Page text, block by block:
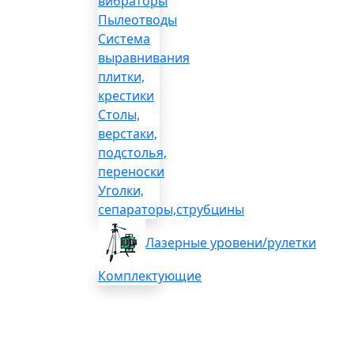
Пылеотводы
Система
выравнивания
плитки,
крестики
Столы,
верстаки,
подстолья,
переноски
Уголки,
сепараторы,струбцины
Лазерные уровени/рулетки
Комплектующие